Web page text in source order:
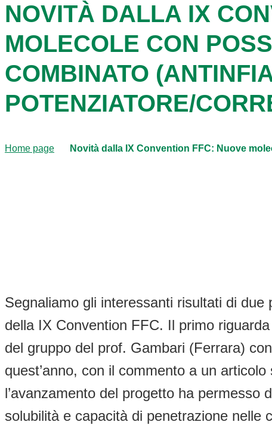
NOVITÀ DALLA IX
MOLECOLE CON
COMBINATO
POTENZIATORE/
Home page Novità dalla IX Convention FFC: Nuove
Segnaliamo gli interessanti risultati di
della IX Convention FFC. Il primo
del gruppo del prof. Gambari (Ferrara)
quest’anno, con il commento a un
l’avanzamento del progetto ha
solubilità e capacità di penetrazione nelle